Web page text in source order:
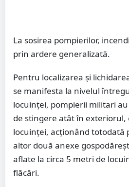
La sosirea pompierilor,
prin ardere generalizată.
Pentru localizarea și
se manifesta la nivelul
locuinței, pompierii militari
de stingere atât în exteriorul,
locuinței, acționând totodată
altor două anexe
aflate la circa 5 metri de
flăcări.